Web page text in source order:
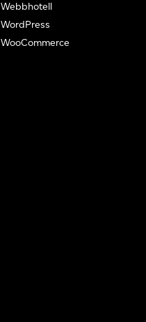
Webbhotell
WordPress
WooCommerce